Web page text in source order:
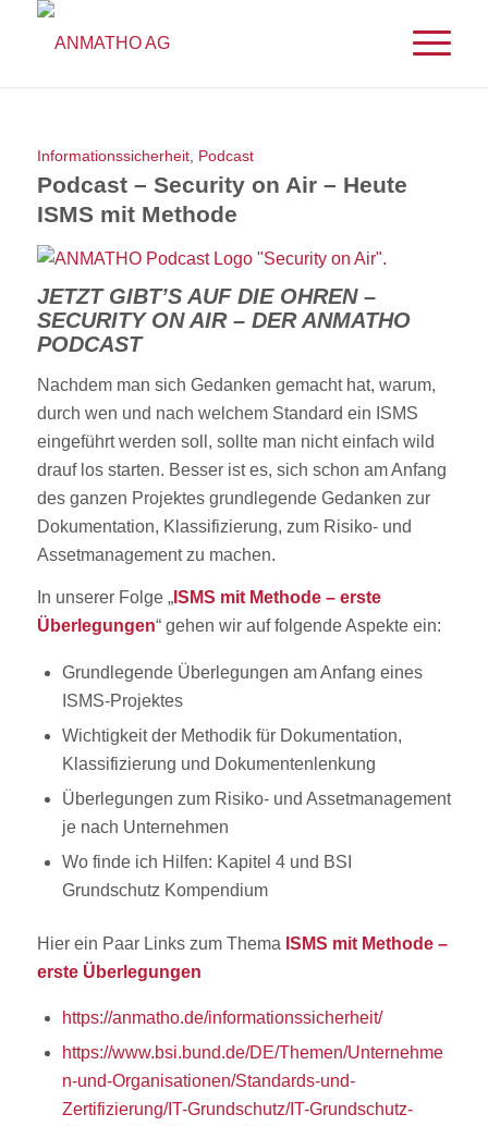
Informationssicherheit, Podcast
Podcast – Security on Air – Heute
ISMS mit Methode
JETZT GIBT’S AUF DIE OHREN –
SECURITY ON AIR – DER ANMATHO
PODCAST
Nachdem man sich Gedanken gemacht hat, warum,
durch wen und nach welchem Standard ein ISMS
eingeführt werden soll, sollte man nicht einfach wild
drauf los starten. Besser ist es, sich schon am Anfang
des ganzen Projektes grundlegende Gedanken zur
Dokumentation, Klassifizierung, zum Risiko- und
Assetmanagement zu machen.
In unserer Folge „ISMS mit Methode – erste
Überlegungen“ gehen wir auf folgende Aspekte ein:
Grundlegende Überlegungen am Anfang eines
ISMS-Projektes
Wichtigkeit der Methodik für Dokumentation,
Klassifizierung und Dokumentenlenkung
Überlegungen zum Risiko- und Assetmanagement
je nach Unternehmen
Wo finde ich Hilfen: Kapitel 4 und BSI
Grundschutz Kompendium
Hier ein Paar Links zum Thema ISMS mit Methode –
erste Überlegungen
https://anmatho.de/informationssicherheit/
https://www.bsi.bund.de/DE/Themen/Unternehme
n-und-Organisationen/Standards-und-
Zertifizierung/IT-Grundschutz/IT-Grundschutz-